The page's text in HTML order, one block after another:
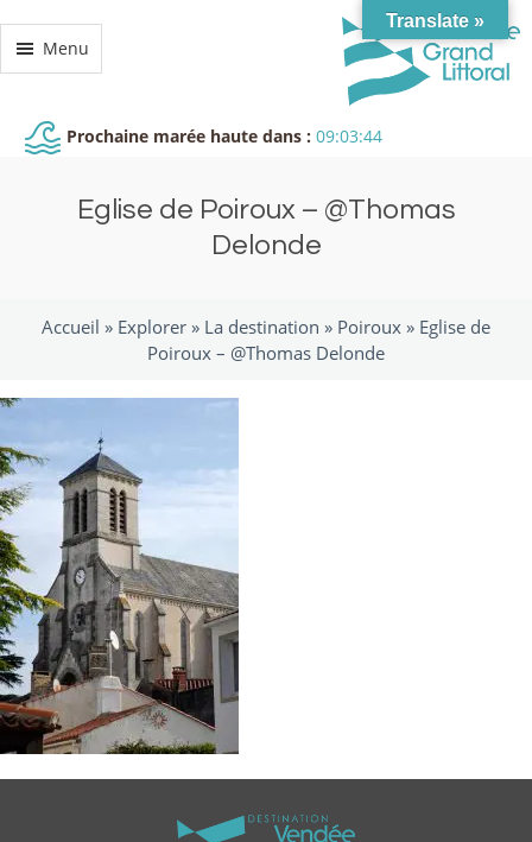
Menu
Prochaine marée haute dans : 09:03:44
Eglise de Poiroux – @Thomas
Delonde
Accueil » Explorer » La destination » Poiroux » Eglise de
Poiroux – @Thomas Delonde
Translate »